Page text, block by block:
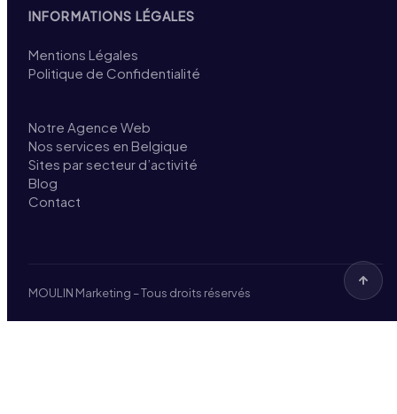
INFORMATIONS LÉGALES
Mentions Légales
Politique de Confidentialité
Notre Agence Web
Nos services en Belgique
Sites par secteur d’activité
Blog
Contact
MOULIN Marketing – Tous droits réservés